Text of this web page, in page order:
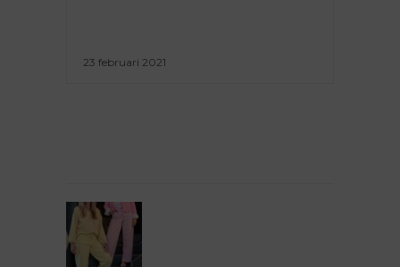
23 februari 2021